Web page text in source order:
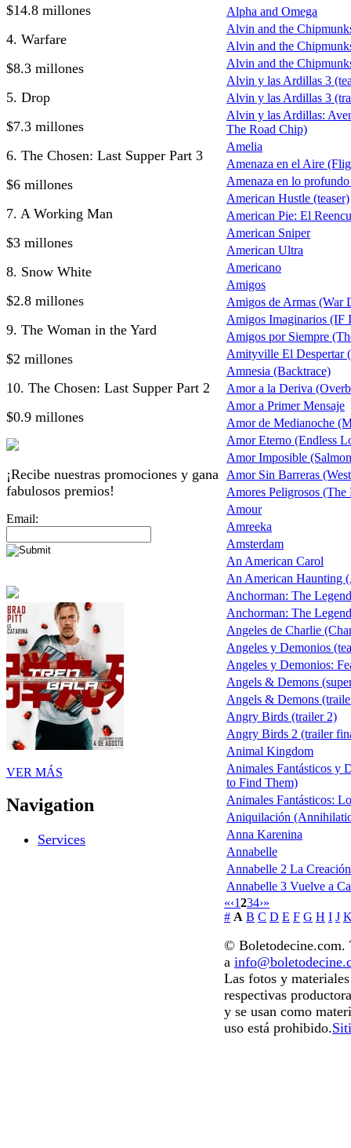
$14.8 millones
4. Warfare
$8.3 millones
5. Drop
$7.3 millones
6. The Chosen: Last Supper Part 3
$6 millones
7. A Working Man
$3 millones
8. Snow White
$2.8 millones
9. The Woman in the Yard
$2 millones
10. The Chosen: Last Supper Part 2
$0.9 millones
¡Recibe nuestras promociones y gana
fabulosos premios!
Email:
VER MÁS
Navigation
Services
Alpha and Omega
Alvin and the
Alvin and the
Alvin and the
Alvin y las Ardillas 3
Alvin y las Ardillas 3
Alvin y las Ardillas:
The Road Chip)
Amelia
Amenaza en el Aire
Amenaza en lo
American Hustle (teaser)
American Pie: El
American Sniper
American Ultra
Americano
Amigos
Amigos de Armas (War
Amigos Imaginarios (IF
Amigos por Siempre
Amityville El Despertar
Amnesia (Backtrace)
Amor a la Deriva
Amor a Primer Mensaje
Amor de Medianoche
Amor Eterno (Endless
Amor Imposible
Amor Sin Barreras
Amores Peligrosos (The
Amour
Amreeka
Amsterdam
An American Carol
An American Haunting
Anchorman: The
Anchorman: The
Angeles de Charlie
Angeles y Demonios
Angeles y Demonios:
Angels & Demons
Angels & Demons
Angry Birds (trailer 2)
Angry Birds 2 (trailer
Animal Kingdom
Animales Fantásticos y
to Find Them)
Animales Fantásticos:
Aniquilación
Anna Karenina
Annabelle
Annabelle 2 La
Annabelle 3 Vuelve a
«‹1234›»
# A B C D E F G H I J
© Boletodecine.com.
a
Las fotos y
respectivas
y se usan como
uso está prohibido.